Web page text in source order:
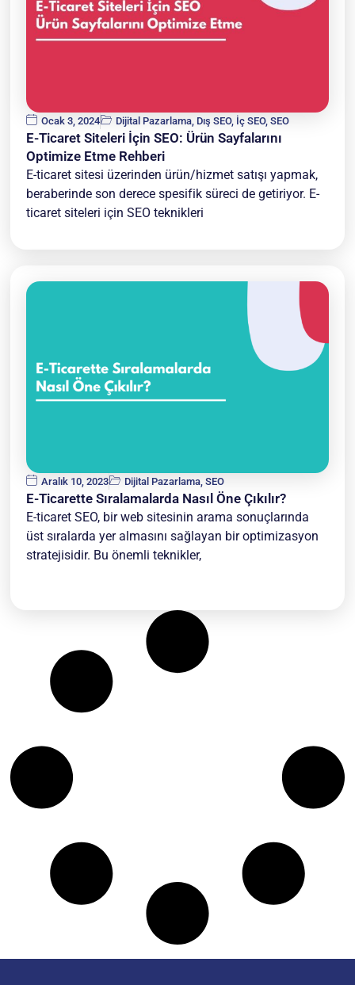
Ocak 3, 2024 Dijital Pazarlama Dış SEO, İç SEO,SEO
E-Ticaret Siteleri İçin SEO: Ürün Sayfalarını
Optimize Etme Rehberi
E-ticaret sitesi üzerinden ürün/hizmet satışı yapmak,
beraberinde son derece spesifik süreci de getiriyor. E-
ticaret siteleri için SEO teknikleri
Aralık 10, 2023 Dijital Pazarlama,SEO
E-Ticarette Sıralamalarda Nasıl Öne Çıkılır?
E-ticaret SEO, bir web sitesinin arama sonuçlarında
üst sıralarda yer almasını sağlayan bir optimizasyon
stratejisidir. Bu önemli teknikler,